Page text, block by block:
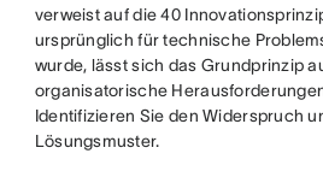
verweist auf die 40
ursprünglich für technische
wurde, lässt sich das Grundprinzip
organisatorische
Identifizieren Sie den Widerspruch
Lösungsmuster.